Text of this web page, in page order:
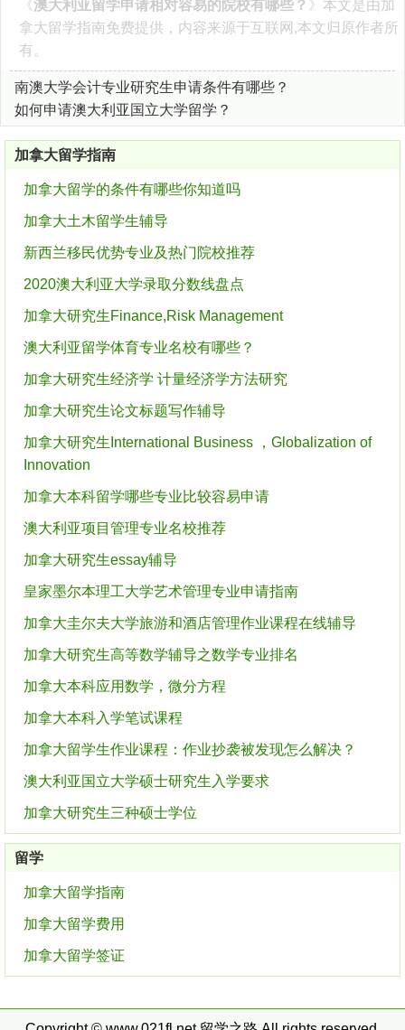
《澳大利亚留学申请相对容易的院校有哪些？ 》本文是由加
拿大留学指南免费提供，内容来源于互联网,本文归原作者所
有。
南澳大学会计专业研究生申请条件有哪些？
如何申请澳大利亚国立大学留学？
加拿大留学指南
加拿大留学的条件有哪些你知道吗
加拿大土木留学生辅导
新西兰移民优势专业及热门院校推荐
2020澳大利亚大学录取分数线盘点
加拿大研究生Finance,Risk Management
澳大利亚留学体育专业名校有哪些？
加拿大研究生经济学 计量经济学方法研究
加拿大研究生论文标题写作辅导
加拿大研究生International Business ，Globalization of
Innovation
加拿大本科留学哪些专业比较容易申请
澳大利亚项目管理专业名校推荐
加拿大研究生essay辅导
皇家墨尔本理工大学艺术管理专业申请指南
加拿大圭尔夫大学旅游和酒店管理作业课程在线辅导
加拿大研究生高等数学辅导之数学专业排名
加拿大本科应用数学，微分方程
加拿大本科入学笔试课程
加拿大留学生作业课程：作业抄袭被发现怎么解决？
澳大利亚国立大学硕士研究生入学要求
加拿大研究生三种硕士学位
留学
加拿大留学指南
加拿大留学费用
加拿大留学签证